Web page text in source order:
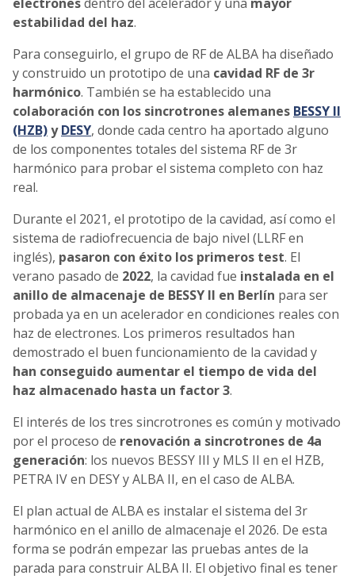
estabilidad del haz.
Para conseguirlo, el grupo de RF de ALBA ha diseñado
y construido un prototipo de una cavidad RF de 3r
harmónico. También se ha establecido una
colaboración con los sincrotrones alemanes BESSY II
(HZB)yDESY, donde cada centro ha aportado alguno
de los componentes totales del sistema RF de 3r
harmónico para probar el sistema completo con haz
real.
Durante el 2021, el prototipo de la cavidad, así como el
sistema de radiofrecuencia de bajo nivel (LLRF en
inglés), pasaron con éxito los primeros test. El
verano pasado de 2022, la cavidad fue instalada en el
anillo de almacenaje de BESSY II en Berlín para ser
probada ya en un acelerador en condiciones reales con
haz de electrones. Los primeros resultados han
demostrado el buen funcionamiento de la cavidad y
han conseguido aumentar el tiempo de vida del
haz almacenado hasta un factor 3.
El interés de los tres sincrotrones es común y motivado
por el proceso de renovación a sincrotrones de 4a
generación: los nuevos BESSY III y MLS II en el HZB,
PETRA IV en DESY y ALBA II, en el caso de ALBA.
El plan actual de ALBA es instalar el sistema del 3r
harmónico en el anillo de almacenaje el 2026. De esta
forma se podrán empezar las pruebas antes de la
parada para construir ALBA II. El objetivo final es tener